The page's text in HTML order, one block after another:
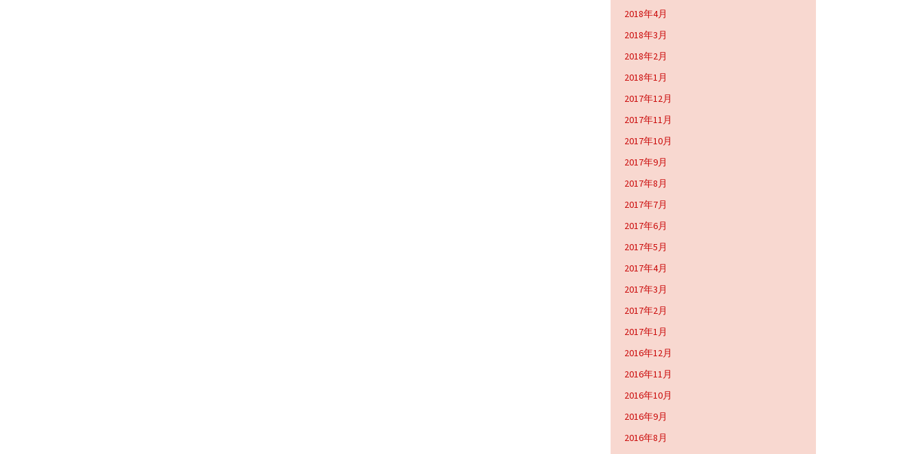
2018年4月
2018年3月
2018年2月
2018年1月
2017年12月
2017年11月
2017年10月
2017年9月
2017年8月
2017年7月
2017年6月
2017年5月
2017年4月
2017年3月
2017年2月
2017年1月
2016年12月
2016年11月
2016年10月
2016年9月
2016年8月